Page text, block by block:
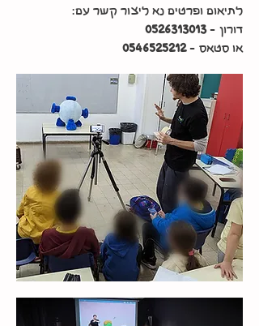
לתיאום ופרטים נא ליצור קשר עם:
דורון -0526313013
או סטאס -0546525212